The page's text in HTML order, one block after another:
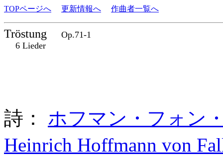
TOPページへ 更新情報へ 作曲者一覧へ
Tröstung
Op.71-1
6 Lieder
詩： ホフマン・フォン
Heinrich Hoffmann von